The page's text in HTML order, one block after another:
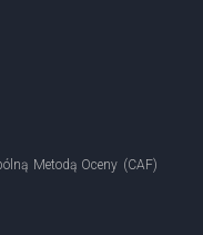
Metodą Oceny (CAF)